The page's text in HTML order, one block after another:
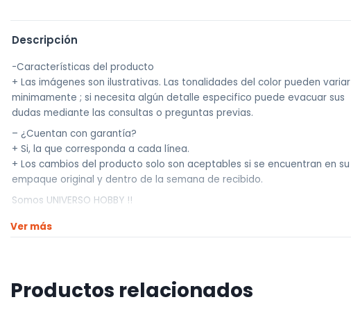
Descripción
-Características del producto
+ Las imágenes son ilustrativas. Las tonalidades del color pueden variar
minimamente ; si necesita algún detalle especifico puede evacuar sus
dudas mediante las consultas o preguntas previas.
– ¿Cuentan con garantía?
+ Si, la que corresponda a cada línea.
+ Los cambios del producto solo son aceptables si se encuentran en su
empaque original y dentro de la semana de recibido.
Somos UNIVERSO HOBBY !!
Traemos la mejor calidad a los mejores precios.
————————————
Envíos dentro de Montevideo por Mercado de envíos.
Ver más
Productos relacionados